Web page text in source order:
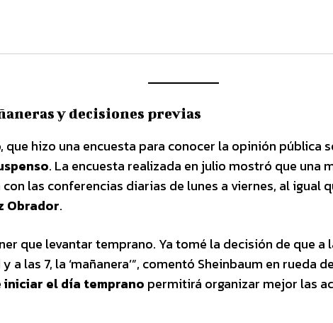
y decisiones previas
que hizo una encuesta para conocer la opinión pública
. La encuesta realizada en julio mostró que una
las conferencias diarias de lunes a viernes, al igual
Obrador.
que levantar temprano. Ya tomé la decisión de que a
a las 7, la ‘mañanera’”, comentó Sheinbaum en rueda
iniciar el día temprano permitirá organizar mejor las